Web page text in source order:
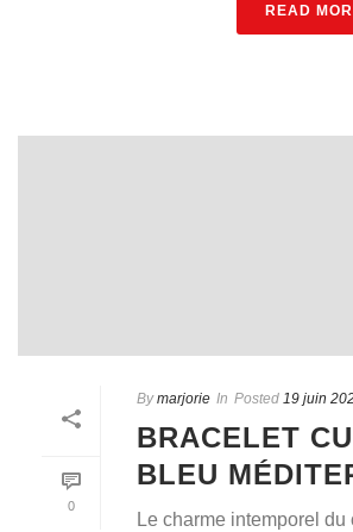
READ
0
By marjorie In Posted 19 juin
BRACELET
BLEU
Le charme intemporel du